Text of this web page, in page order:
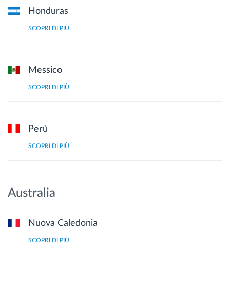
Honduras
SCOPRI DI PIÙ
Messico
SCOPRI DI PIÙ
Perù
SCOPRI DI PIÙ
Australia
Nuova Caledonia
SCOPRI DI PIÙ